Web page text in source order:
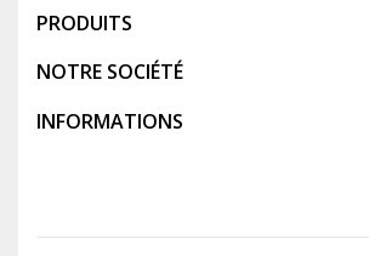
PRODUITS
NOTRE SOCIÉTÉ
INFORMATIONS